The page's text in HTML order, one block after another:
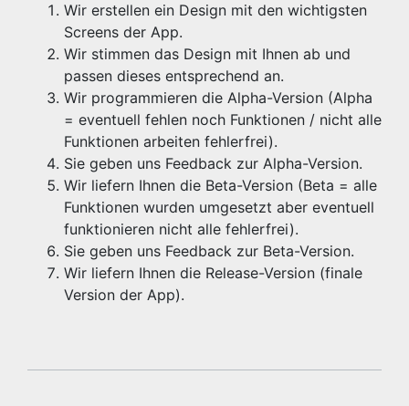
Wir erstellen ein Design mit den wichtigsten
Screens der App.
Wir stimmen das Design mit Ihnen ab und
passen dieses entsprechend an.
Wir programmieren die Alpha-Version (Alpha
= eventuell fehlen noch Funktionen / nicht alle
Funktionen arbeiten fehlerfrei).
Sie geben uns Feedback zur Alpha-Version.
Wir liefern Ihnen die Beta-Version (Beta = alle
Funktionen wurden umgesetzt aber eventuell
funktionieren nicht alle fehlerfrei).
Sie geben uns Feedback zur Beta-Version.
Wir liefern Ihnen die Release-Version (finale
Version der App).